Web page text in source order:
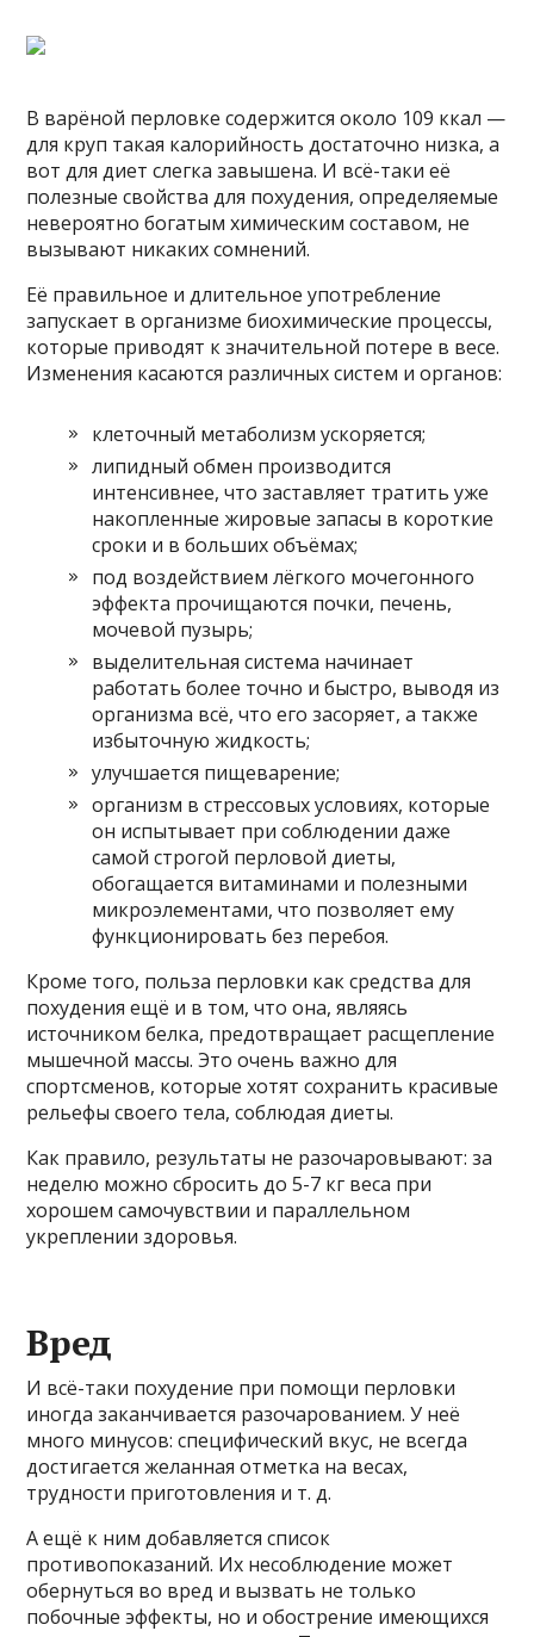
В варёной перловке содержится около 109 ккал —
для круп такая калорийность достаточно низка, а
вот для диет слегка завышена. И всё-таки её
полезные свойства для похудения, определяемые
невероятно богатым химическим составом, не
вызывают никаких сомнений.
Её правильное и длительное употребление
запускает в организме биохимические процессы,
которые приводят к значительной потере в весе.
Изменения касаются различных систем и органов:
клеточный метаболизм ускоряется;
липидный обмен производится
интенсивнее, что заставляет тратить уже
накопленные жировые запасы в короткие
сроки и в больших объёмах;
под воздействием лёгкого мочегонного
эффекта прочищаются почки, печень,
мочевой пузырь;
выделительная система начинает
работать более точно и быстро, выводя из
организма всё, что его засоряет, а также
избыточную жидкость;
улучшается пищеварение;
организм в стрессовых условиях, которые
он испытывает при соблюдении даже
самой строгой перловой диеты,
обогащается витаминами и полезными
микроэлементами, что позволяет ему
функционировать без перебоя.
Кроме того, польза перловки как средства для
похудения ещё и в том, что она, являясь
источником белка, предотвращает расщепление
мышечной массы. Это очень важно для
спортсменов, которые хотят сохранить красивые
рельефы своего тела, соблюдая диеты.
Как правило, результаты не разочаровывают: за
неделю можно сбросить до 5-7 кг веса при
хорошем самочувствии и параллельном
укреплении здоровья.
Вред
И всё-таки похудение при помощи перловки
иногда заканчивается разочарованием. У неё
много минусов: специфический вкус, не всегда
достигается желанная отметка на весах,
трудности приготовления и т. д.
А ещё к ним добавляется список
противопоказаний. Их несоблюдение может
обернуться во вред и вызвать не только
побочные эффекты, но и обострение имеющихся